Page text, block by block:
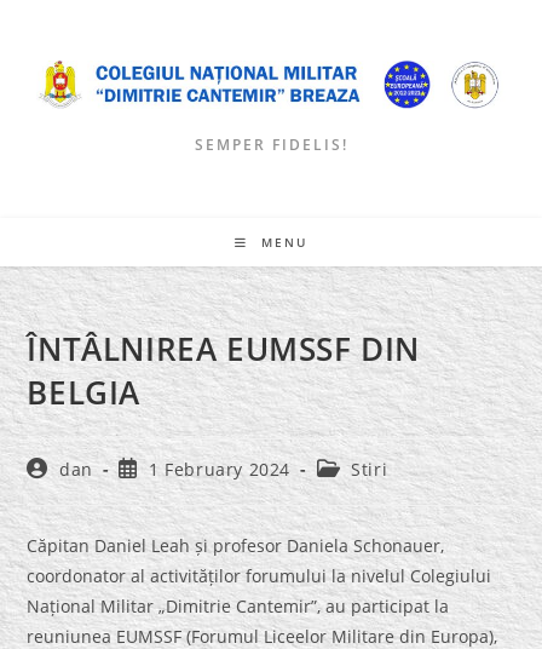
content
SEMPER FIDELIS!
MENU
ÎNTÂLNIREA EUMSSF DIN
BELGIA
Post
author:
dan
Post
published:
1 February 2024
Post
category:
Stiri
Căpitan Daniel Leah și profesor Daniela Schonauer,
coordonator al activităților forumului la nivelul Colegiului
Național Militar „Dimitrie Cantemir”, au participat la
reuniunea EUMSSF (Forumul Liceelor Militare din Europa),